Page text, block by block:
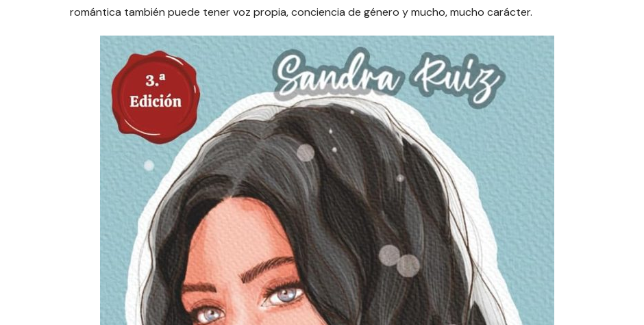
romántica también puede tener voz propia, conciencia de género y mucho, mucho carácter.